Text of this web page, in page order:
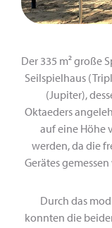
Der 335 m² große
Seilspielhaus
(Jupiter),
Oktaeders
auf eine Höhe
werden, da die
Gerätes
Durch das
konnten die